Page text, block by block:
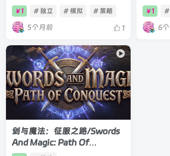
官方中文版
￥1 # 独立 # 模拟 # 策略
5个月前 1
战略|
￥1 #
6
剑与魔法：征服之路/Swords
And Magic: Path Of
Conquest v0.8.20|即时战略|